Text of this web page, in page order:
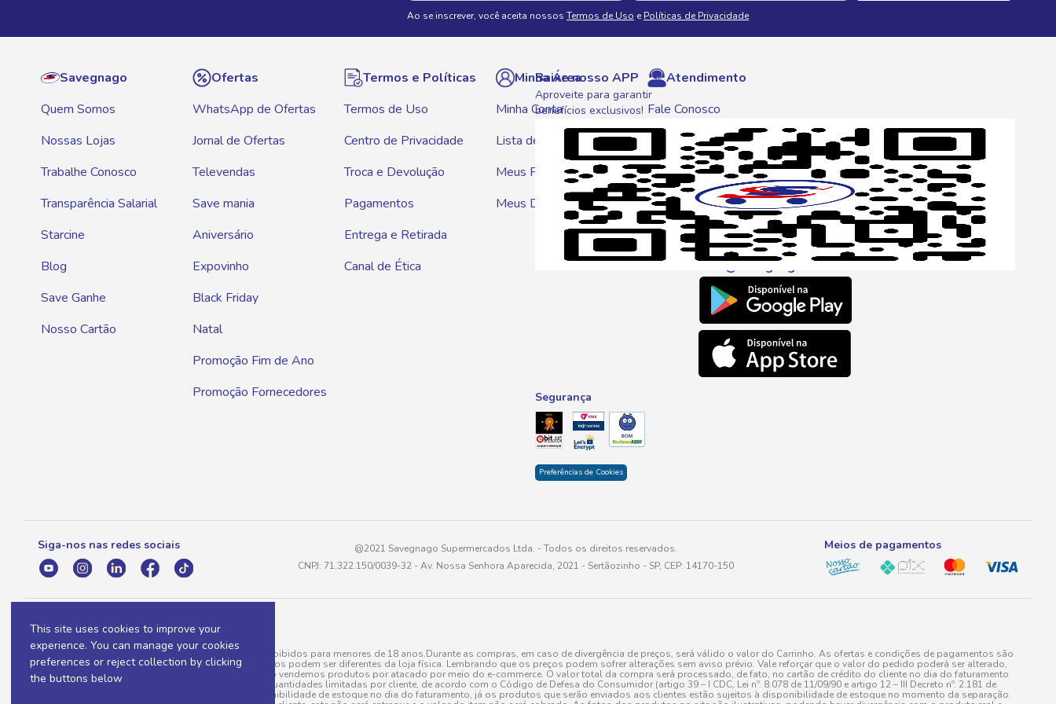
This site uses cookies to improve your
experience. You can manage your cookies
preferences or reject collection by clicking
the buttons below
Ao se inscrever, você aceita nossos Termos de Uso e Políticas de Privacidade
Savegnago
Quem Somos
Nossas Lojas
Trabalhe Conosco
Transparência Salarial
Starcine
Blog
Save Ganhe
Nosso Cartão
Ofertas
WhatsApp de Ofertas
Jornal de Ofertas
Televendas
Save mania
Aniversário
Expovinho
Black Friday
Natal
Promoção Fim de Ano
Promoção Fornecedores
Termos e Políticas
Termos de Uso
Centro de Privacidade
Troca e Devolução
Pagamentos
Entrega e Retirada
Canal de Ética
Minha Área
Minha Conta
Lista de Compras
Meus Pedidos
Meus Descontos
Atendimento
Fale Conosco
WhatsApp
Telefone
0800 016 6680
E-mail
atendimento@savegnago.com.br
Baixe nosso APP
Aproveite para garantir
benefícios exclusivos!
Segurança
Preferências de Cookies
Siga-nos nas redes sociais
@2021 Savegnago Supermercados Ltda. - Todos os direitos reservados.
CNPJ: 71.322.150/0039-32 - Av. Nossa Senhora Aparecida, 2021 - Sertãozinho - SP, CEP: 14170-150
Meios de pagamentos
A venda e o consumo de bebidas alcoólicas são proibidos para menores de 18 anos.Durante as compras, em caso de divergência de preços, será válido o valor do Carrinho. As ofertas e condições de pagamentos são
válidas para a loja eletrônica, sendo que seus preços podem ser diferentes da loja física. Lembrando que os preços podem sofrer alterações sem aviso prévio. Vale reforçar que o valor do pedido poderá ser alterado,
para menos, por conta de produtos variáveis; e não vendemos produtos por atacado por meio do e-commerce. O valor total da compra será processado, de fato, no cartão de crédito do cliente no dia do faturamento
do pedido. Produtos em promoção possuem quantidades limitadas por cliente, de acordo com o Código de Defesa do Consumidor (artigo 39 – I CDC, Lei nº. 8.078 de 11/09/90 e artigo 12 – III Decreto nº. 2.181 de
20/03/97). A venda está diretamente ligada à disponibilidade de estoque no dia do faturamento, já os produtos que serão enviados aos clientes estão sujeitos à disponibilidade de estoque no momento da separação.